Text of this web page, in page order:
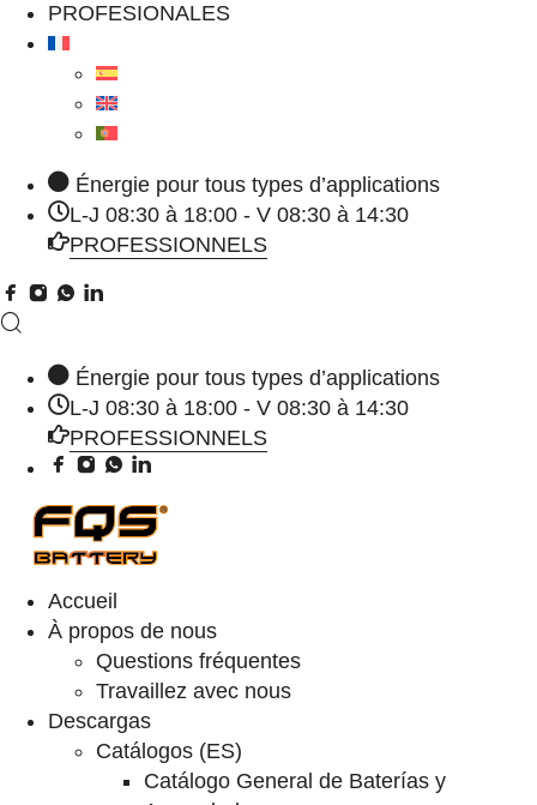
PROFESIONALES
Énergie pour tous types d’applications
L-J 08:30 à 18:00 - V 08:30 à 14:30
PROFESSIONNELS
Énergie pour tous types d’applications
L-J 08:30 à 18:00 - V 08:30 à 14:30
PROFESSIONNELS
Accueil
À propos de nous
Questions fréquentes
Travaillez avec nous
Descargas
Catálogos (ES)
Catálogo General de Baterías y